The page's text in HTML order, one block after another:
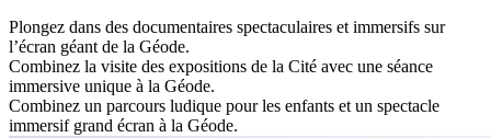
Plongez dans des documentaires spectaculaires et immersifs sur
l’écran géant de la Géode.
Combinez la visite des expositions de la Cité avec une séance
immersive unique à la Géode.
Combinez un parcours ludique pour les enfants et un spectacle
immersif grand écran à la Géode.